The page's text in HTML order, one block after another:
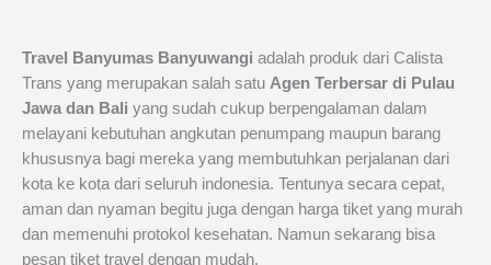
Travel Banyumas Banyuwangi adalah produk dari Calista
Trans yang merupakan salah satu Agen Terbersar di Pulau
Jawa dan Bali yang sudah cukup berpengalaman dalam
melayani kebutuhan angkutan penumpang maupun barang
khususnya bagi mereka yang membutuhkan perjalanan dari
kota ke kota dari seluruh indonesia. Tentunya secara cepat,
aman dan nyaman begitu juga dengan harga tiket yang murah
dan memenuhi protokol kesehatan. Namun sekarang bisa
pesan tiket travel dengan mudah.